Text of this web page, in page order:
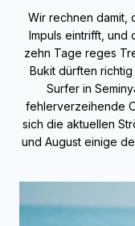
Wir rechnen damit,
Impuls eintrifft, und
zehn Tage reges
Bukit dürften
Surfer in
fehlerverzeihende
sich die aktuellen
und August einige